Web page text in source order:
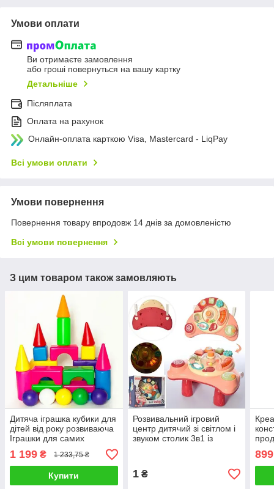
Умови оплати
Ви отримаєте замовлення
або гроші повернуться на вашу картку
Детальніше
Післяплата
Оплата на рахунок
Онлайн-оплата карткою Visa, Mastercard - LiqPay
Всі умови оплати
Умови повернення
Повернення товару впродовж 14 днів за домовленістю
Всі умови повернення
З цим товаром також замовляють
Дитяча іграшка кубики для
дітей від року розвиваюча
Іграшки для самих
маленьких конструктор
1 199 ₴ 1 233,75 ₴
Купити
Розвивальний ігровий
центр дитячий зі світлом і
звуком столик 3в1 із
1₴
899